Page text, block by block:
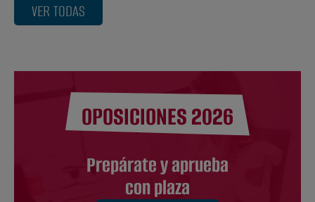
VER TODAS
OPOSICIONES 2026
Prepárate y aprueba
con plaza